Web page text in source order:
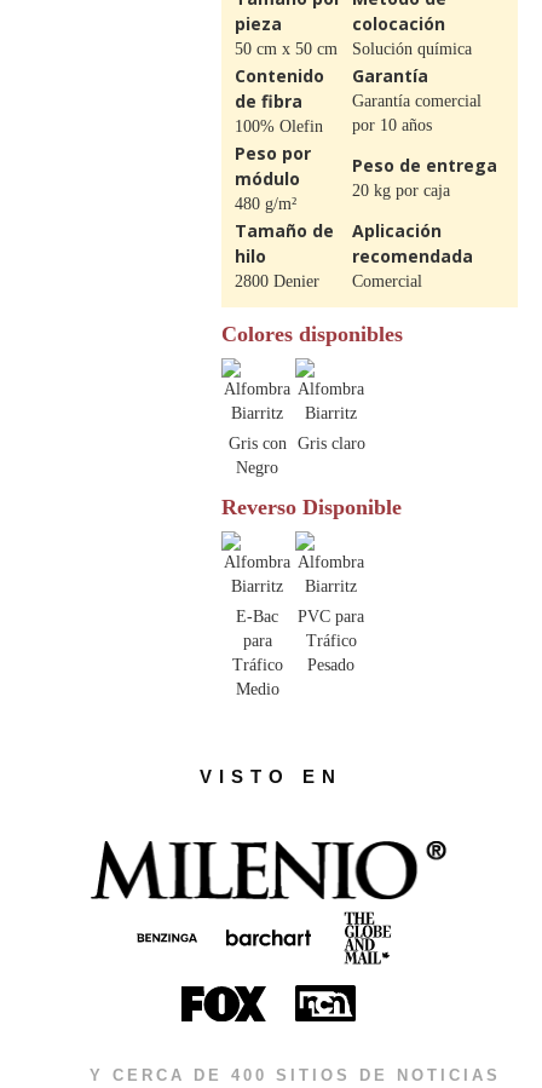
pieza
50 cm x 50 cm
colocación
Solución química
Contenido
de fibra
100% Olefin
Garantía
Garantía comercial
por 10 años
Peso por
módulo
480 g/m²
Peso de entrega
20 kg por caja
Tamaño de
hilo
2800 Denier
Aplicación
recomendada
Comercial
Colores disponibles
Gris con
Negro
Gris claro
Reverso Disponible
E-Bac
para
Tráfico
Medio
PVC para
Tráfico
Pesado
VISTO EN
Y CERCA DE 400 SITIOS DE NOTICIAS